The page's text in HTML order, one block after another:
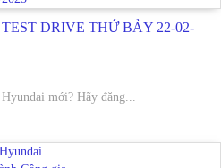
DRIVE THỨ BẢY 22-02-
mới? Hãy đăng...